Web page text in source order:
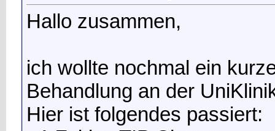
Hallo zusammen,
ich wollte nochmal ein
Behandlung an der
Hier ist folgendes passiert: